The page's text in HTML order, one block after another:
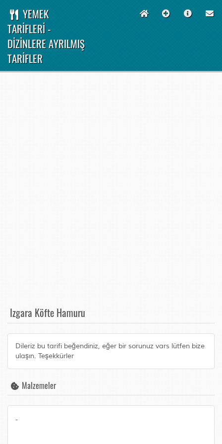
YEMEK
TARİFLERİ -
DİZİNLERE AYRILMIŞ
TARİFLER
Izgara Köfte Hamuru
Dileriz bu tarifi beğendiniz, eğer bir sorunuz vars lütfen bize
ulaşın. Teşekkürler
Malzemeler
-